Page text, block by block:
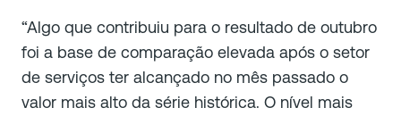
“Algo que contribuiu para o resultado de outubro
foi a base de comparação elevada após o setor
de serviços ter alcançado no mês passado o
valor mais alto da série histórica. O nível mais